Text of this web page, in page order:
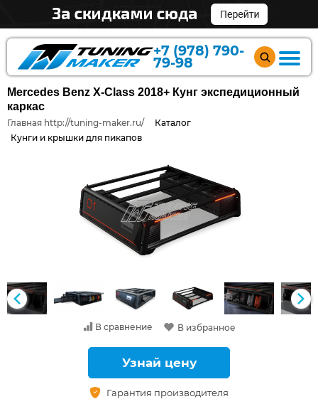
+7 (978) 790-
79-98
Mercedes Benz X-Class 2018+ Кунг экспедиционный
каркас
Главная http://tuning-maker.ru/
Каталог
Кунги и крышки для пикапов
В сравнение В избранное
Узнай цену
Гарантия производителя